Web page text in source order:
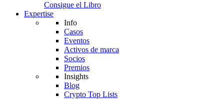
Consigue el Libro
Expertise
Info
Casos
Eventos
Activos de marca
Socios
Premios
Insights
Blog
Crypto Top Lists